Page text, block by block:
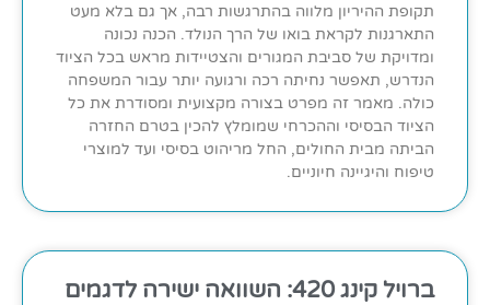
תקופת ההיריון מלווה בהתרגשות רבה, אך גם בלא מעט
התארגנות לקראת בואו של הרך הנולד. הכנה נכונה
ומדויקת של סביבת המגורים והצטיידות מראש בכל הציוד
הנדרש, תאפשר נחיתה רכה ורגועה יותר עבור המשפחה
כולה. מאמר זה מפרט בצורה מקצועית ומסודרת את כל
הציוד הבסיסי וההכרחי שמומלץ להכין בטרם החזרה
הביתה מבית החולים, החל מריהוט בסיסי ועד למוצרי
טיפוח והיגיינה חיוניים.
ברויל קינג 420: השוואה ישירה לדגמים